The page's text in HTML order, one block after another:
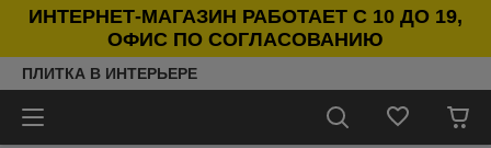
ИНТЕРНЕТ-МАГАЗИН РАБОТАЕТ С 10 ДО 19,
ОФИС ПО СОГЛАСОВАНИЮ
ПЛИТКА В ИНТЕРЬЕРЕ